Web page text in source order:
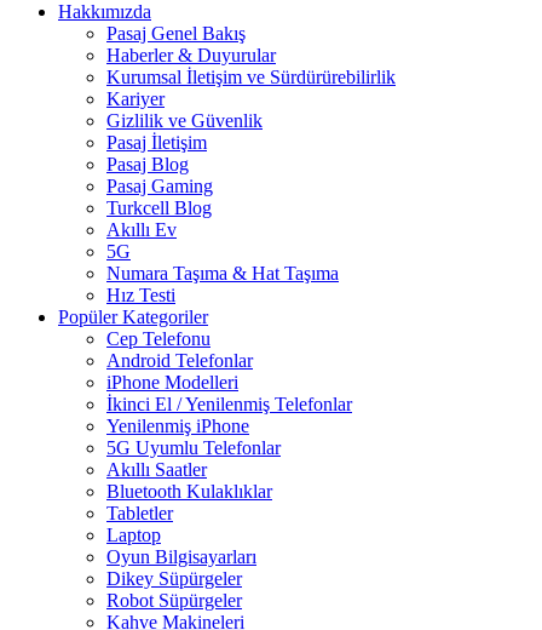
Hakkımızda
Pasaj Genel Bakış
Haberler & Duyurular
Kurumsal İletişim ve Sürdürürebilirlik
Kariyer
Gizlilik ve Güvenlik
Pasaj İletişim
Pasaj Blog
Pasaj Gaming
Turkcell Blog
Akıllı Ev
5G
Numara Taşıma & Hat Taşıma
Hız Testi
Popüler Kategoriler
Cep Telefonu
Android Telefonlar
iPhone Modelleri
İkinci El / Yenilenmiş Telefonlar
Yenilenmiş iPhone
5G Uyumlu Telefonlar
Akıllı Saatler
Bluetooth Kulaklıklar
Tabletler
Laptop
Oyun Bilgisayarları
Dikey Süpürgeler
Robot Süpürgeler
Kahve Makineleri